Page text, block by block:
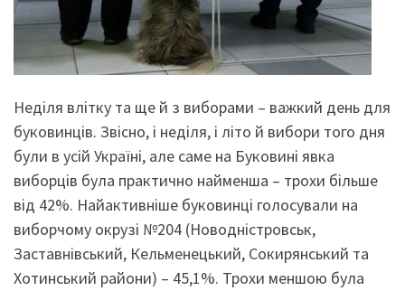
Неділя влітку та ще й з виборами – важкий день для
буковинців. Звісно, і неділя, і літо й вибори того дня
були в усій Україні, але саме на Буковині явка
виборців була практично найменша – трохи більше
від 42%. Найактивніше буковинці голосували на
виборчому окрузі №204 (Новодністровськ,
Заставнівський, Кельменецький, Сокирянський та
Хотинський райони) – 45,1%. Трохи меншою була